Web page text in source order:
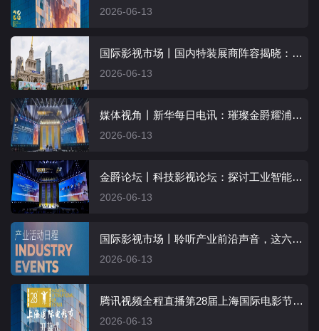
2026-06-13
国际影视市场丨国内特装展商阵容揭晓：彰显本土实力与蓬勃生机
2026-06-13
媒体视角丨新华每日电讯：璀璨金爵耀浦江 光影共绘“同心圆”
2026-06-13
金爵论坛丨科技影视论坛：探讨工业智能化路径共筑沉浸创作新生态
2026-06-13
国际影视市场丨聆听产业前沿声音，这六天的产业日程抢先看
2026-06-13
腾讯视频全程直播第28届上海国际电影节，光影盛会璀璨启幕
2026-06-13